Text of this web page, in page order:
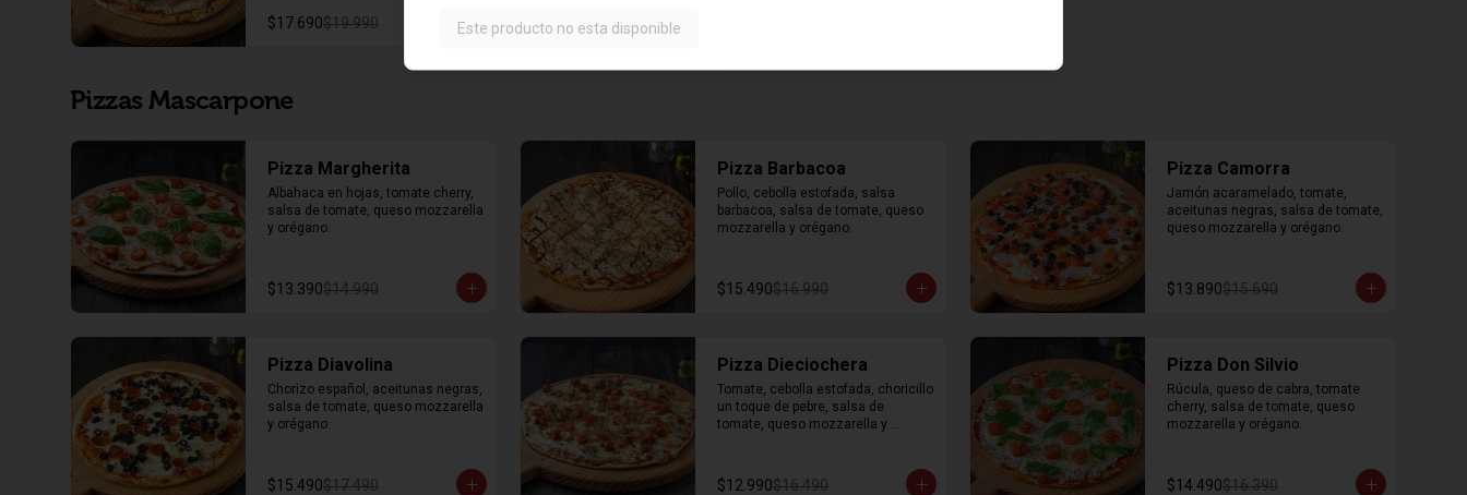
$17.690$19.990
Pizzas Mascarpone
Pizza Margherita
Albahaca en hojas, tomate cherry,
salsa de tomate, queso mozzarella
y orégano.
$13.390$14.990
Pizza Barbacoa
Pollo, cebolla estofada, salsa
barbacoa, salsa de tomate, queso
mozzarella y orégano.
$15.490$16.990
Pizza Camorra
Jamón acaramelado, tomate,
aceitunas negras, salsa de tomate,
queso mozzarella y orégano.
$13.890$15.690
Pizza Diavolina
Chorizo español, aceitunas negras,
salsa de tomate, queso mozzarella
y orégano.
$15.490$17.490
Pizza Dieciochera
Tomate, cebolla estofada, choricillo
un toque de pebre, salsa de
tomate, queso mozzarella y
$12.990$16.490
Pizza Don Silvio
Rúcula, queso de cabra, tomate
cherry, salsa de tomate, queso
mozzarella y orégano.
$14.490$16.390
Este producto no esta disponible